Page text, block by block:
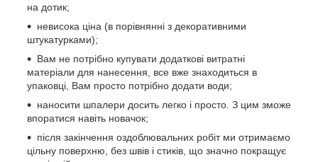
на дотик;
невисока ціна (в порівнянні з декоративними
штукатурками);
Вам не потрібно купувати додаткові витратні
матеріали для нанесення, все вже знаходиться в
упаковці, Вам просто потрібно додати води;
наносити шпалери досить легко і просто. З цим зможе
впоратися навіть новачок;
після закінчення оздоблювальних робіт ми отримаємо
цільну поверхню, без швів і стиків, що значно покращує